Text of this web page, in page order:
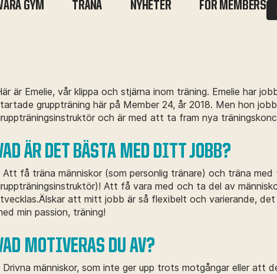
GYM TRÄNA NYHETER FOR MEMBERS
är Emelie, vår klippa och stjärna inom träning. Emelie har
gruppträning här på Member 24, år 2018. Men hon
och är med att ta fram nya
ÄR DET BÄSTA MED DITT JOBB?
Att få träna människor (som personlig tränare) och träna med
Att få vara med och ta del av
att mitt jobb är så flexibelt och varierande,
min passion, träning!
MOTIVERAS DU AV?
Drivna människor, som inte ger upp trots motgångar eller att